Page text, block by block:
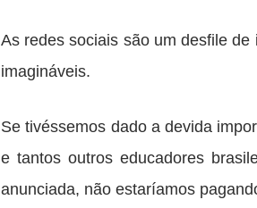
As redes sociais são um desfile
imagináveis.
Se tivéssemos dado a devida
e tantos outros educadores
anunciada, não estaríamos